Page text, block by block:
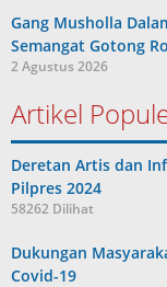
Gang Musholla
Semangat Gotong
2 Agustus 2026
Artikel
Deretan Artis dan
Pilpres 2024
58262 Dilihat
Dukungan
Covid-19